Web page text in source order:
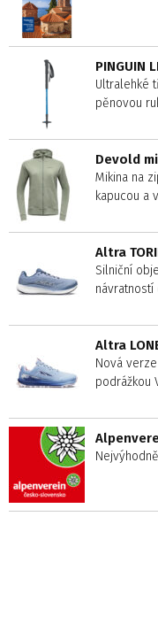
PINGUIN
Ultralehké
pěnovou
Devold
Mikina na
kapucou a
Altra
Silniční
Altra
Nová
podrážkou